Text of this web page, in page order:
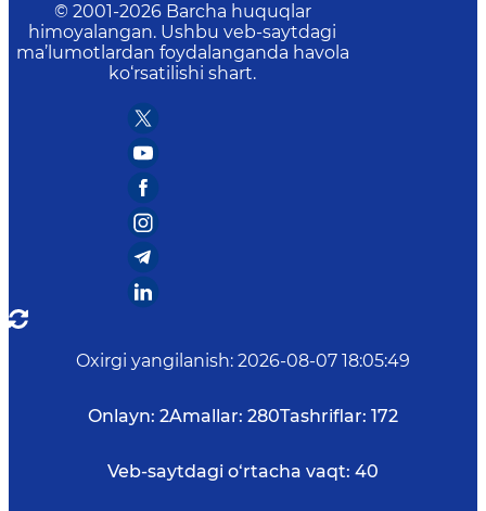
© 2001-2026 Barcha huquqlar
himoyalangan. Ushbu veb-saytdagi
ma’lumotlardan foydalanganda havola
ko‘rsatilishi shart.
Oxirgi yangilanish: 2026-08-07 18:05:49
Onlayn: 2Amallar: 280Tashriflar: 172
Veb-saytdagi o‘rtacha vaqt: 40